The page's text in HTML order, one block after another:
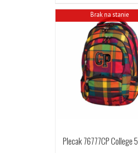
Brak na stanie
Plecak 76777CP College 5